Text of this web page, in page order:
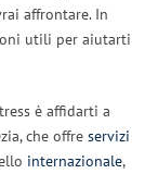
affrontare. In
utili per aiutarti
è affidarti a
che offre servizi
internazionale,